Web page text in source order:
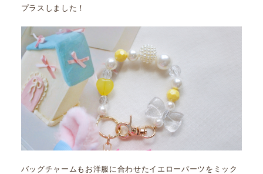
プラスしました！
バッグチャームもお洋服に合わせたイエローパーツをミック